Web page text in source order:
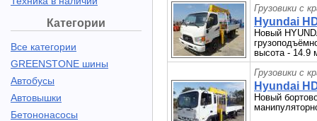
Категории
Все категории
GREENSTONE шины
Автобусы
Автовышки
Бетононасосы
Грузовики с
Hyundai
Новый
высота - 14.9
Грузовики с
Hyundai
Новый